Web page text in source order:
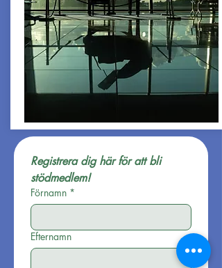
Registrera dig här för att bli
stödmedlem!
Förnamn *
Efternamn